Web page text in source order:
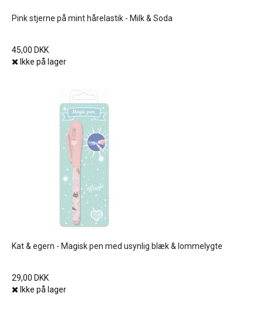
Pink stjerne på mint hårelastik - Milk & Soda
45,00 DKK
Ikke på lager
Kat & egern - Magisk pen med usynlig blæk & lommelygte
29,00 DKK
Ikke på lager